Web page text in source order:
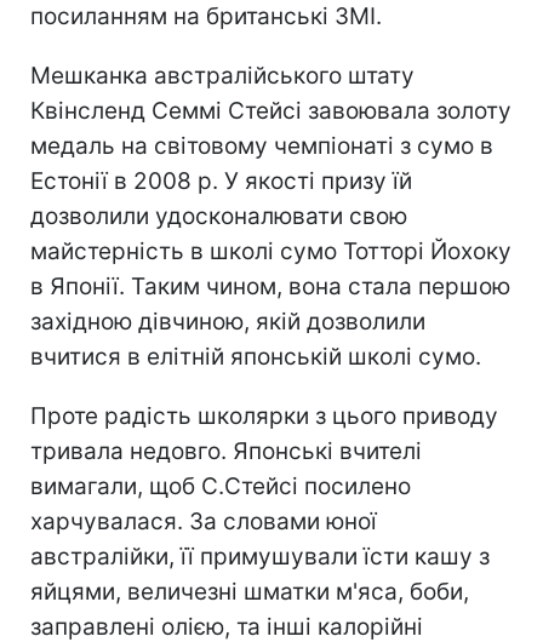
посиланням на британські ЗМІ.
Мешканка австралійського штату
Квінсленд Семмі Стейсі завоювала золоту
медаль на світовому чемпіонаті з сумо в
Естонії в 2008 р. У якості призу їй
дозволили удосконалювати свою
майстерність в школі сумо Тотторі Йохоку
в Японії. Таким чином, вона стала першою
західною дівчиною, якій дозволили
вчитися в елітній японській школі сумо.
Проте радість школярки з цього приводу
тривала недовго. Японські вчителі
вимагали, щоб С.Стейсі посилено
харчувалася. За словами юної
австралійки, її примушували їсти кашу з
яйцями, величезні шматки м'яса, боби,
заправлені олією, та інші калорійні